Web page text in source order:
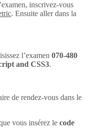
inscrivez-vous
. Ensuite aller dans la
l’examen 070-480
and CSS3.
de rendez-vous dans le
vous insérez le code